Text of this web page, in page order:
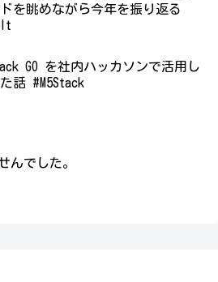
を眺めながら今年を振り返る
GO を社内ハッカソンで活用し
話 #M5Stack
んでした。